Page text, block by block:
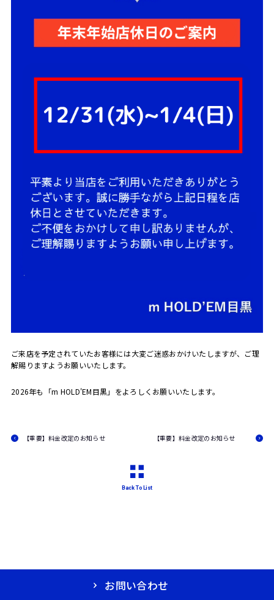
ご来店を予定されていたお客様には大変ご迷惑おかけいたしますが、ご理
解賜りますようお願いいたします。
2026年も「m HOLD'EM目黒」をよろしくお願いいたします。
【重要】料金改定のお知らせ
Back To List
【重要】料金改定のお知らせ
お問い合わせ